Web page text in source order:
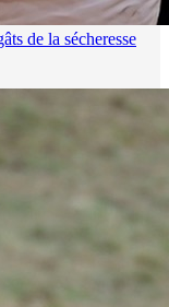
de la sécheresse